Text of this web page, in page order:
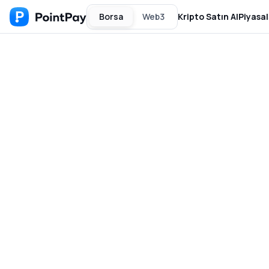
Borsa Web3 Kripto Satın Al